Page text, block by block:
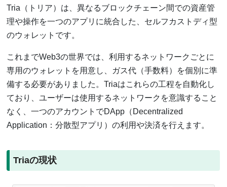
Tria（トリア）は、異なるブロックチェーン間での資産管
理や操作を一つのアプリに統合した、セルフカストディ型
のウォレットです。
これまでWeb3の世界では、利用するネットワークごとに
専用のウォレットを用意し、ガス代（手数料）を個別に準
備する必要がありました。Triaはこれらの工程を自動化し
ており、ユーザーは使用するネットワークを意識すること
なく、一つのアカウントでDApp（Decentralized
Application：分散型アプリ）の利用や決済を行えます。
Triaの現状